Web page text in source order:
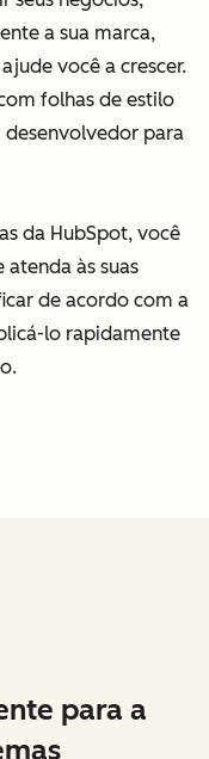
a sua marca,
você a crescer.
folhas de estilo
para
da HubSpot, você
às suas
de acordo com a
lo rapidamente
para a